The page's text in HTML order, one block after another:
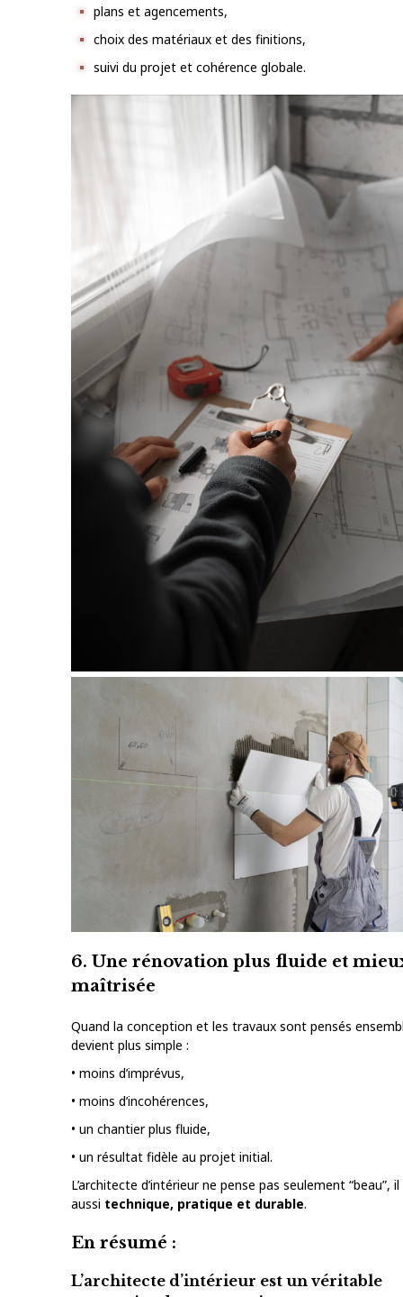
plans et agencements,
choix des matériaux et des finitions,
suivi du projet et cohérence globale.
6. Une rénovation plus fluide et
maîtrisée
Quand la conception et les travaux sont pensés
devient plus simple :
• moins d’imprévus,
• moins d’incohérences,
• un chantier plus fluide,
• un résultat fidèle au projet initial.
L’architecte d’intérieur ne pense pas seulement “beau”,
aussi technique, pratique et durable.
En résumé :
L’architecte d’intérieur est un véritable